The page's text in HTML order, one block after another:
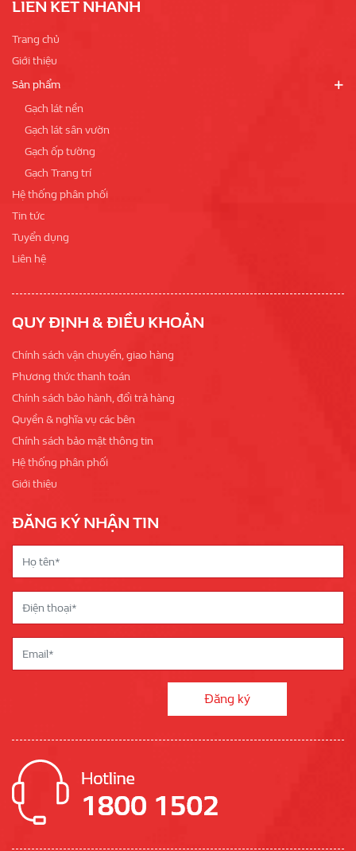
LIÊN KẾT NHANH
Trang chủ
Giới thiệu
Sản phẩm
Gạch lát nền
Gạch lát sân vườn
Gạch ốp tường
Gạch Trang trí
Hệ thống phân phối
Tin tức
Tuyển dụng
Liên hệ
QUY ĐỊNH & ĐIỀU KHOẢN
Chính sách vận chuyển, giao hàng
Phương thức thanh toán
Chính sách bảo hành, đổi trả hàng
Quyền & nghĩa vụ các bên
Chính sách bảo mật thông tin
Hệ thống phân phối
Giới thiệu
ĐĂNG KÝ NHẬN TIN